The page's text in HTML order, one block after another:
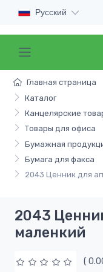
Русский
Главная страница
Каталог
Канцелярские
Товары для офиса
Бумажная
Бумага для факса
2043 Ценник для
2043
маленкий
(